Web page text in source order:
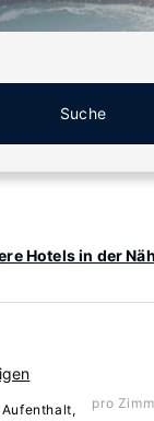
Suche
Hotels in der
pro